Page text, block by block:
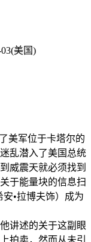
03(美国)
美军位于卡塔尔的
乱潜入了美国总统
威震天就必须找到
于能量块的信息扫
•拉博夫饰）成为
讲述的关于这副眼